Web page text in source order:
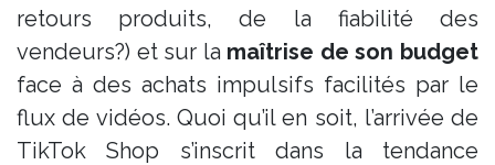
retours produits, de la fiabilité des
vendeurs?) et sur la maîtrise de son budget
face à des achats impulsifs facilités par le
flux de vidéos. Quoi qu’il en soit, l’arrivée de
TikTok Shop s’inscrit dans la tendance